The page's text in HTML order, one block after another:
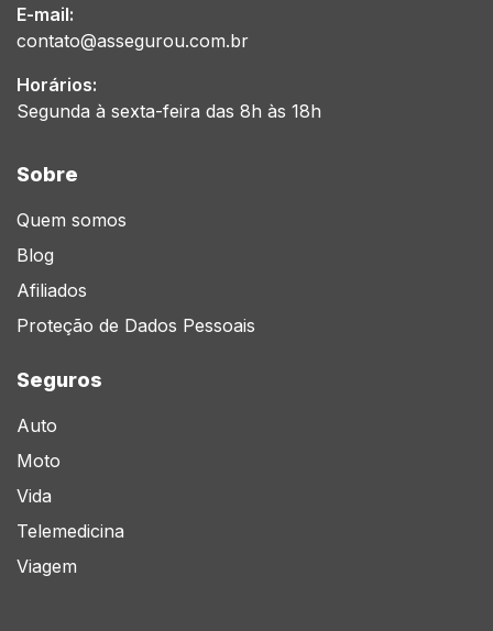
E-mail:
contato@assegurou.com.br
Horários:
Segunda à sexta-feira das 8h às 18h
Sobre
Quem somos
Blog
Afiliados
Proteção de Dados Pessoais
Seguros
Auto
Moto
Vida
Telemedicina
Viagem